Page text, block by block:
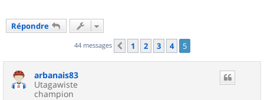
Répondre
44 messages Précédent
1 2 3 4 5
arbanais83
Utagawiste
champion